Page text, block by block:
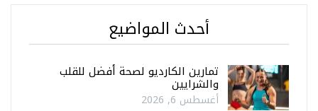
أحدث المواضيع
تمارين الكارديو لصحة أفضل للقلب
والشرايين
أغسطس 6, 2026